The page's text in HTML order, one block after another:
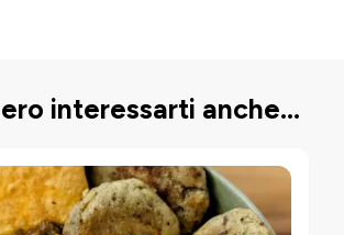
interessarti anche...